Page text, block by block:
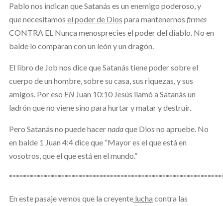
Pablo nos indican que Satanás es un enemigo poderoso, y
que necesitamos el poder de Dios para mantenernos firmes
CONTRA EL Nunca menosprecies el poder del diablo. No en
balde lo comparan con un león y un dragón.
El libro de Job nos dice que Satanás tiene poder sobre el
cuerpo de un hombre, sobre su casa, sus riquezas, y sus
amigos. Por eso ENJuan 10:10 Jesús llamó a Satanás un
ladrón que no viene sino para hurtar y matar y destruir.
Pero Satanás no puede hacernadaque Dios no apruebe. No
en balde 1 Juan 4:4 dice que “Mayor es el que está en
vosotros, que el que está en el mundo.”
En este pasaje vemos que la creyentelucha contra las